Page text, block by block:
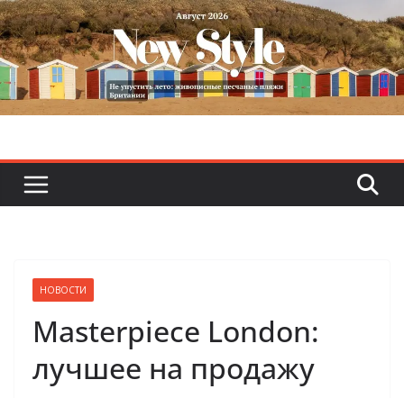
Skip
to
content
НОВОСТИ
Masterpiece London:
лучшее на продажу